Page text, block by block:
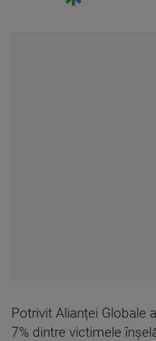
Potrivit Alianței Globale
7% dintre victimele